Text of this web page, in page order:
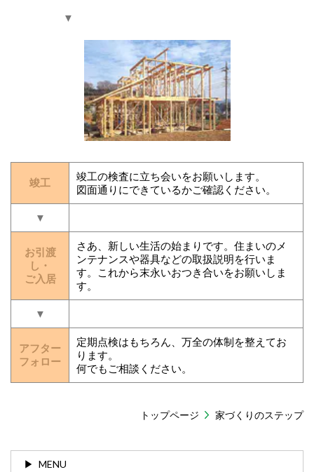
▼
竣工
竣工の検査に立ち会いをお願いします。
図面通りにできているかご確認ください。
▼
お引渡
し・
ご入居
さあ、新しい生活の始まりです。住まいのメ
ンテナンスや器具などの取扱説明を行いま
す。これから末永いおつき合いをお願いしま
す。
▼
アフター
フォロー
定期点検はもちろん、万全の体制を整えてお
ります。
何でもご相談ください。
トップページ 家づくりのステップ
MENU